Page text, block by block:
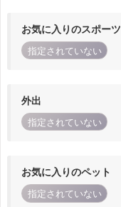
お気に入りのスポーツ
指定されていない
外出
指定されていない
お気に入りのペット
指定されていない